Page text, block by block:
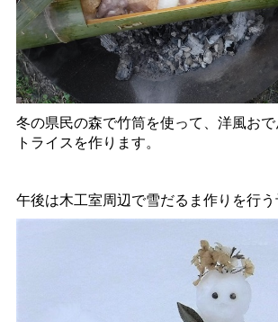
冬の県民の森で竹筒を使って、洋風お
トライスを作ります。
午後は木工室周辺で雪だるま作りを行う